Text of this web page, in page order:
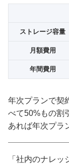
ストレージ容量
月額費用
年間費用
年次プランで契
べて50%もの割
あれば年次プラ
「社内のナレッ